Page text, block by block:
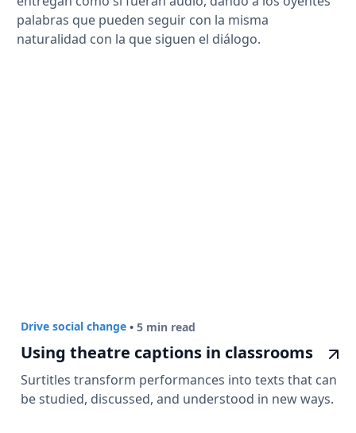
palabras que pueden seguir con la misma
naturalidad con la que siguen el diálogo.
Drive social change • 5 min read
Using theatre captions in classrooms
Surtitles transform performances into texts that can
be studied, discussed, and understood in new ways.